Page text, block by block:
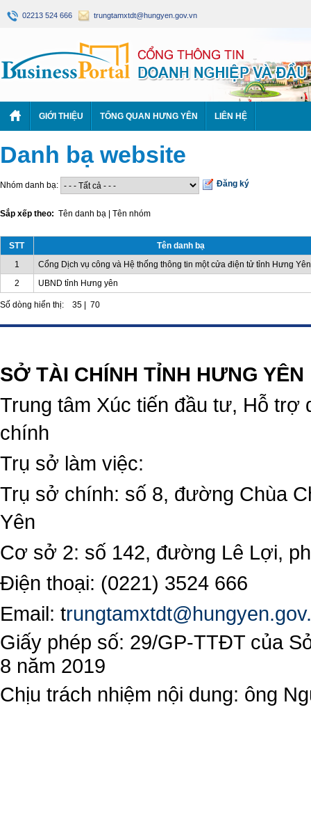
02213 524 666 trungtamxtdt@hungyen.gov.vn
GIỚI THIỆU TỔNG QUAN HƯNG YÊN LIÊN HỆ
Danh bạ website
Nhóm danh bạ: Đăng ký
Sắp xếp theo: Tên danh bạ Tên nhóm
STT
Tên danh bạ
1
Cổng Dịch vụ công và Hệ thống thông tin một cửa điện tử tỉnh Hưng Yên
2
UBND tỉnh Hưng yên
Số dòng hiển thị: 35 70
SỞ TÀI CHÍNH TỈNH HƯNG YÊN
Trung tâm Xúc tiến đầu tư, Hỗ trợ
chính
Trụ sở làm việc:
Trụ sở chính: số 8, đường Chùa
Yên
Cơ sở 2: số 142, đường Lê Lợi,
Điện thoại: (0221) 3524 666
Email: t
Giấy phép số: 29/GP-TTĐT của
8 năm 2019
Chịu trách nhiệm nội dung: ông